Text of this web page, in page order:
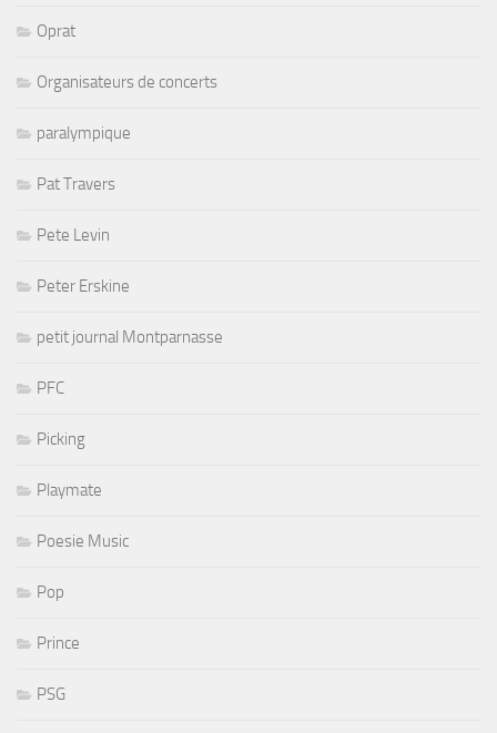
Oprat
Organisateurs de concerts
paralympique
Pat Travers
Pete Levin
Peter Erskine
petit journal Montparnasse
PFC
Picking
Playmate
Poesie Music
Pop
Prince
PSG